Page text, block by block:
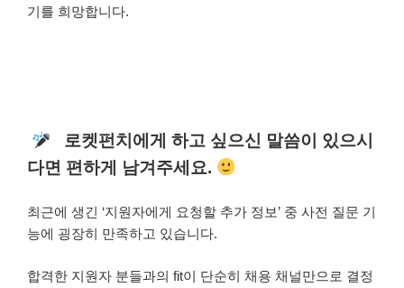
기를 희망합니다.
로켓펀치에게 하고 싶으신 말씀이 있으시
다면 편하게 남겨주세요.
최근에 생긴 ‘지원자에게 요청할 추가 정보’ 중 사전 질문 기
능에 굉장히 만족하고 있습니다.
합격한 지원자 분들과의 fit이 단순히 채용 채널만으로 결정